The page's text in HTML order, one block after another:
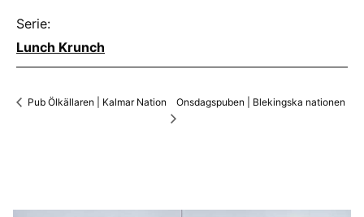
Serie:
Lunch Krunch
Pub Ölkällaren | Kalmar Nation Onsdagspuben | Blekingska nationen